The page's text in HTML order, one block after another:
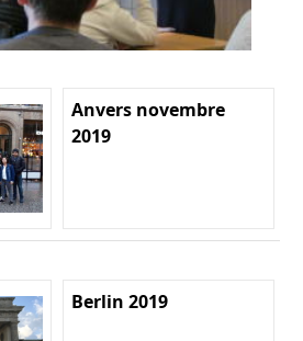
Anvers novembre
2019
Berlin 2019